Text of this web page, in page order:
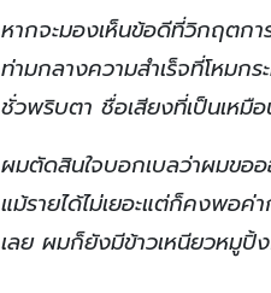
หากจะมองเห็นข้อดีที่วิกฤตกา
ท่ามกลางความสำเร็จที่โหมก
ชั่วพริบตา ชื่อเสียงที่เป็นเหมื
ผมตัดสินใจบอกเบลว่าผมขออ
แม้รายได้ไม่เยอะแต่ก็คงพอค่
เลย ผมก็ยังมีข้าวเหนียวหมูปิ้